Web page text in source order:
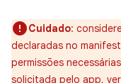
Cuidado:
declaradas no
permissões
solicitada pelo app,